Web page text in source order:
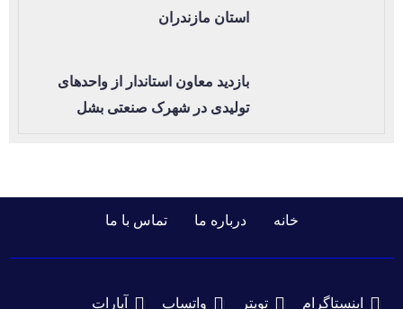
استان مازندران
بازدید معاون استاندار از واحدهای
تولیدی در شهرک صنعتی بشل
خانه درباره ما تماس با ما
اینستاگرام تویتر واتساپ آپارات